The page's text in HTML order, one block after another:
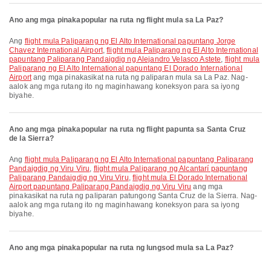
Ano ang mga pinakapopular na ruta ng flight mula sa La Paz?
Ang flight mula Paliparang ng El Alto International papuntang Jorge
Chavez International Airport,flight mula Paliparang ng El Alto International
papuntang Paliparang Pandaigdig ng Alejandro Velasco Astete, flight mula
Paliparang ng El Alto International papuntang El Dorado International
Airportang mga pinakasikat na ruta ng paliparan mula sa La Paz. Nag-
aalok ang mga rutang ito ng maginhawang koneksyon para sa iyong
biyahe.
Ano ang mga pinakapopular na ruta ng flight papunta sa Santa Cruz
de la Sierra?
Ang flight mula Paliparang ng El Alto International papuntang Paliparang
Pandaigdig ng Viru Viru, flight mula Paliparang ng Alcantarí papuntang
Paliparang Pandaigdig ng Viru Viru,flight mula El Dorado International
Airport papuntang Paliparang Pandaigdig ng Viru Viru ang mga
pinakasikat na ruta ng paliparan patungong Santa Cruz de la Sierra. Nag-
aalok ang mga rutang ito ng maginhawang koneksyon para sa iyong
biyahe.
Ano ang mga pinakapopular na ruta ng lungsod mula sa La Paz?